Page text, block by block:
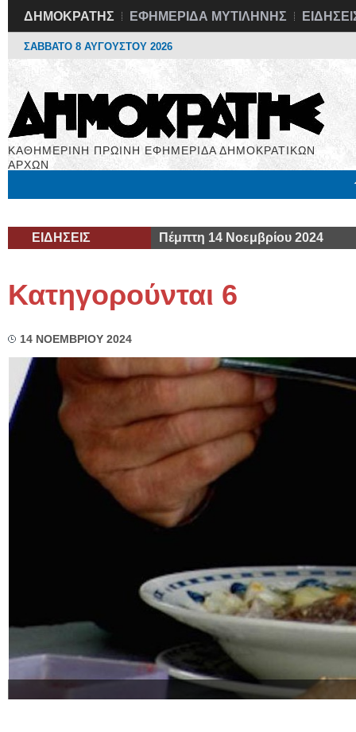
ΔΗΜΟΚΡΑΤΗΣ ΕΦΗΜΕΡΙΔΑ ΜΥΤΙΛΗΝΗΣ
ΣΑΒΒΑΤΟ 8 ΑΥΓΟΥΣΤΟΥ 2026
ΚΑΘΗΜΕΡΙΝΗ ΠΡΩΙΝΗ ΕΦΗΜΕΡΙΔΑ ΔΗΜΟΚΡΑΤΙΚΩΝ
ΑΡΧΩΝ
ΕΙΔΗΣΕΙΣ Πέμπτη 14 Νοεμβρίου 2024
Κατηγορούνται 6
14 ΝΟΕΜΒΡΙΟΥ 2024